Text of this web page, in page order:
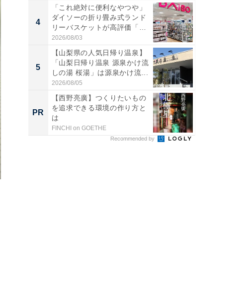
4
「これ絶対に便利なやつや」
ダイソーの折り畳み式ランド
リーバスケットが高評価「使
わ...
2026/08/03
5
【山梨県の人気日帰り温泉】
「山梨日帰り温泉 源泉かけ流
しの湯 桜湯」は源泉かけ流...
2026/08/05
PR
【西野亮廣】つくりたいもの
を追求できる環境の作り方と
は
FINCHI on GOETHE
Recommended by